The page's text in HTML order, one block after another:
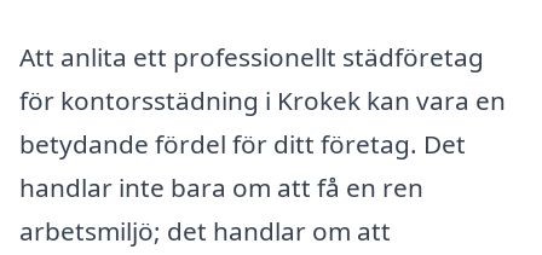
Att anlita ett professionellt städföretag
för kontorsstädning i Krokek kan vara en
betydande fördel för ditt företag. Det
handlar inte bara om att få en ren
arbetsmiljö; det handlar om att